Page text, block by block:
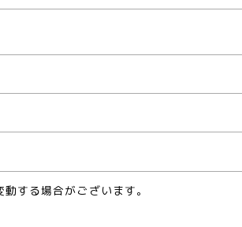
する場合がございます。